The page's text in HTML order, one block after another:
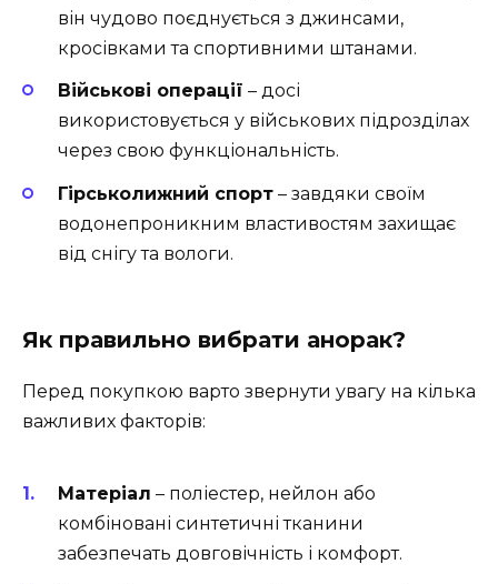
він чудово поєднується з джинсами,
кросівками та спортивними штанами.
Військові операції – досі
використовується у військових підрозділах
через свою функціональність.
Гірськолижний спорт – завдяки своїм
водонепроникним властивостям захищає
від снігу та вологи.
Як правильно вибрати анорак?
Перед покупкою варто звернути увагу на кілька
важливих факторів:
Матеріал – поліестер, нейлон або
комбіновані синтетичні тканини
забезпечать довговічність і комфорт.